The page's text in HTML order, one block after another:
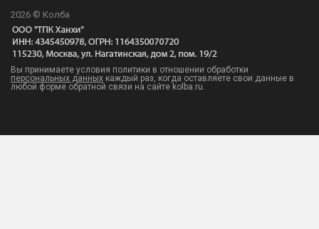
2026 © Колба
Вы принимаете условия политики в отношении обработки
персональных данных каждый раз, когда оставляете свои данные в
любой форме обратной связи на сайте kolba.ru.